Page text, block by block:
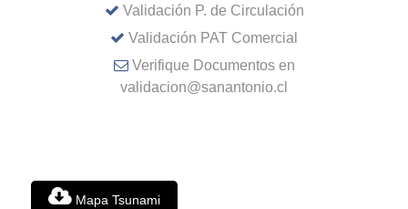
Validación P. de Circulación
Validación PAT Comercial
Verifique Documentos en
validacion@sanantonio.cl
Mapa Tsunami